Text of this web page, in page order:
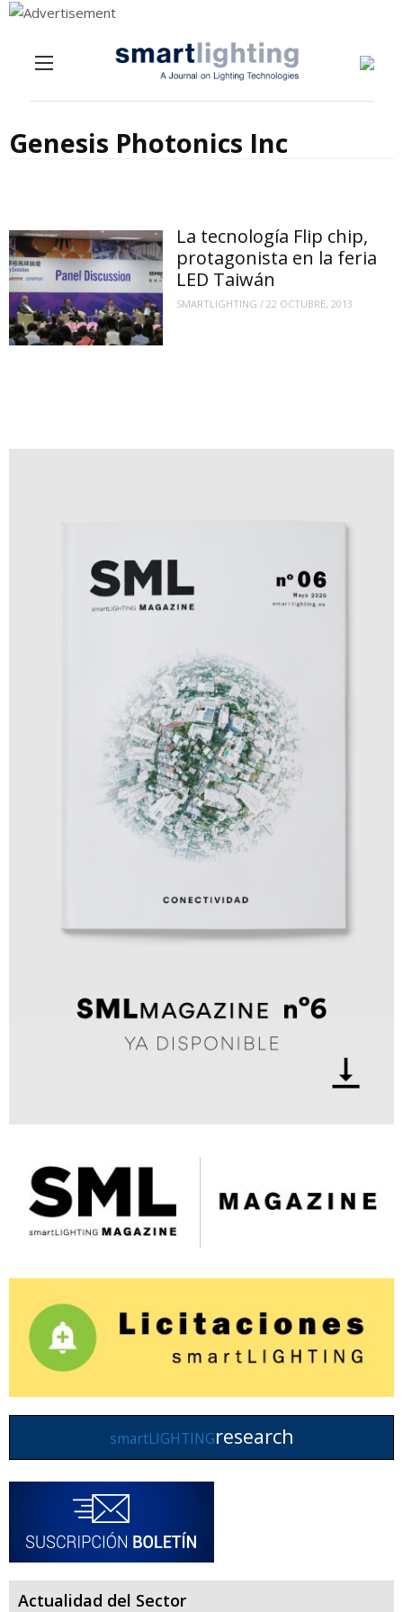
Genesis Photonics Inc
La tecnología Flip chip,
protagonista en la feria
LED Taiwán
SMARTLIGHTING /22 OCTUBRE, 2013
smartLIGHTINGresearch
Actualidad del Sector